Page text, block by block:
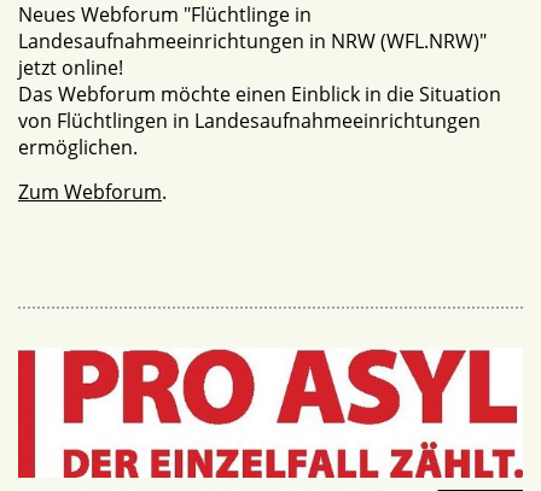
Neues Webforum "Flüchtlinge in
Landesaufnahmeeinrichtungen in NRW (WFL.NRW)"
jetzt online!
Das Webforum möchte einen Einblick in die Situation
von Flüchtlingen in Landesaufnahmeeinrichtungen
ermöglichen.
Zum Webforum.